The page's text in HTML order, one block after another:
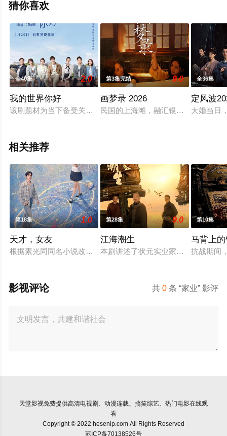
演绎的中国大陆电视剧，大结局剧情已揭晓（1-42全
堂电影网，更多相关信息可移步至豆瓣电视剧、电视猫或
猜你喜欢
全40集 2.0
我的世界你好
该剧题材为当下备受关注的留学生活，讲述了国内中国留学生在
第3集完结 9.0
画梦录 2026
民国的上海滩，融汇银行女总账姜心
全36集
定风波
大婚当日
相关推荐
第18集 1.0
天才，女友
根据素光同同名小说改编。江逾白长大以后，林知夏忽然对他说
第28集 9.0
江海潮生
本剧讲述了状元实业家张謇创办大生
第10集
马背上
抗战期间
共0 条 “家业” 影评
影视评论
天堂影视免费提供高清电视剧、动漫连载、搞笑综艺、热门电影在线观
看
Copyright © 2022 hesenip.com All Rights Reserved
苏ICP备70138526号